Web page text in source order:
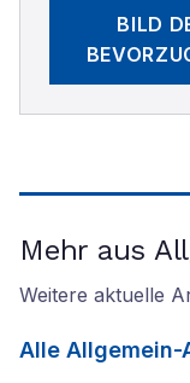
BILD
Mehr aus
Weitere aktuelle
Alle Allgemein-